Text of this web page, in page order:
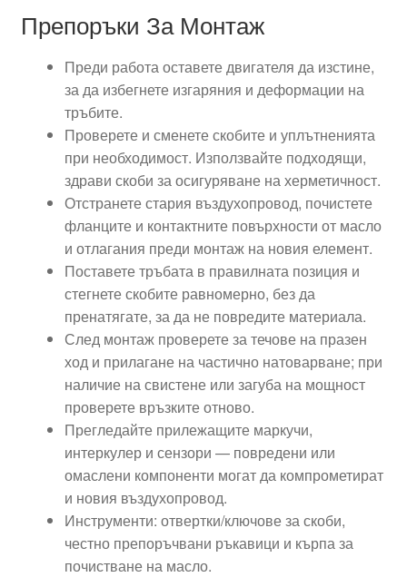
Препоръки За Монтаж
Преди работа оставете двигателя да изстине,
за да избегнете изгаряния и деформации на
тръбите.
Проверете и сменете скобите и уплътненията
при необходимост. Използвайте подходящи,
здрави скоби за осигуряване на херметичност.
Отстранете стария въздухопровод, почистете
фланците и контактните повърхности от масло
и отлагания преди монтаж на новия елемент.
Поставете тръбата в правилната позиция и
стегнете скобите равномерно, без да
пренатягате, за да не повредите материала.
След монтаж проверете за течове на празен
ход и прилагане на частично натоварване; при
наличие на свистене или загуба на мощност
проверете връзките отново.
Прегледайте прилежащите маркучи,
интеркулер и сензори — повредени или
омаслени компоненти могат да компрометират
и новия въздухопровод.
Инструменти: отвертки/ключове за скоби,
честно препоръчвани ръкавици и кърпа за
почистване на масло.